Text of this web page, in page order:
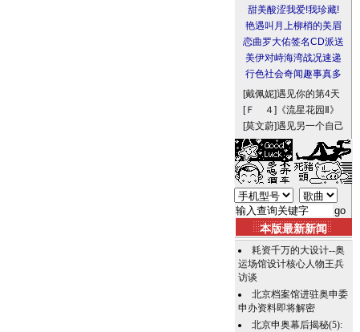
甜美酸涩我爱!我珍藏!
艳遇叫月上柳梢的美眉
恋曲罗大佑签名CD派送
美伊对峙海湾战况速递
行色社会奇闻趣事真多
[戴佩妮]遇见你的第4天
[Ｆ ４] 《流星花园Ⅱ》
[莫文蔚]遇见另一个自己
本版最新新闻
耗资千万的大设计--奥
运场馆设计核心人物王兵
访谈
北京档案馆进驻奥申委
申办资料即将解密
北京申奥幕后揭秘(5):